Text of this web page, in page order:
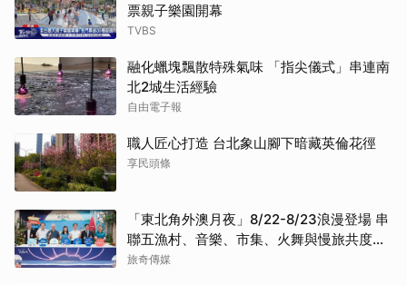
票親子樂園開幕
TVBS
融化蠟塊飄散特殊氣味 「指尖儀式」串連南
北2城生活經驗
自由電子報
職人匠心打造 台北象山腳下暗藏英倫花徑
享民頭條
「東北角外澳月夜」8/22-8/23浪漫登場 串
聯五漁村、音樂、市集、火舞與慢旅共度夏
夜
旅奇傳媒